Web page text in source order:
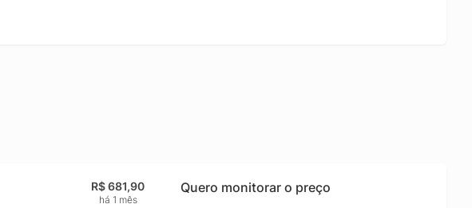
R$ 681,90
há 1 mês
Quero monitorar o preço